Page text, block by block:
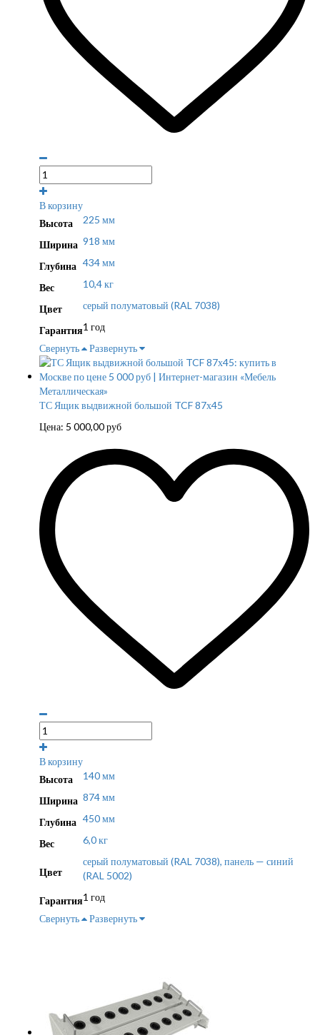
В корзину
Высота
225 мм
Ширина 918 мм
Глубина 434 мм
Вес 10,4 кг
Цвет серый полуматовый (RAL 7038)
Гарантия1 год
Свернуть
Развернуть
ТС Ящик выдвижной большой TCF 87х45
Цена: 5 000,00руб
В корзину
Высота
140 мм
Ширина 874 мм
Глубина 450 мм
Вес 6,0 кг
Цвет
серый полуматовый (RAL 7038), панель — синий
(RAL 5002)
Гарантия1 год
Свернуть
Развернуть